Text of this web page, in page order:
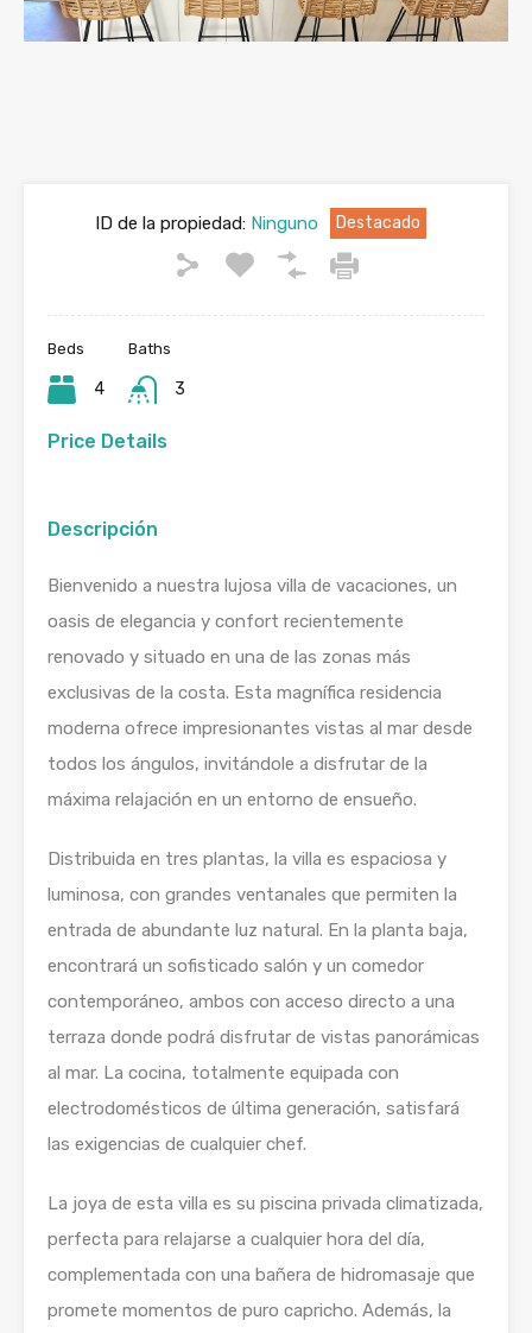
ID de la propiedad:Ninguno Destacado
Beds
4
Baths
3
Price Details
Descripción
Bienvenido a nuestra lujosa villa de vacaciones, un
oasis de elegancia y confort recientemente
renovado y situado en una de las zonas más
exclusivas de la costa. Esta magnífica residencia
moderna ofrece impresionantes vistas al mar desde
todos los ángulos, invitándole a disfrutar de la
máxima relajación en un entorno de ensueño.
Distribuida en tres plantas, la villa es espaciosa y
luminosa, con grandes ventanales que permiten la
entrada de abundante luz natural. En la planta baja,
encontrará un sofisticado salón y un comedor
contemporáneo, ambos con acceso directo a una
terraza donde podrá disfrutar de vistas panorámicas
al mar. La cocina, totalmente equipada con
electrodomésticos de última generación, satisfará
las exigencias de cualquier chef.
La joya de esta villa es su piscina privada climatizada,
perfecta para relajarse a cualquier hora del día,
complementada con una bañera de hidromasaje que
promete momentos de puro capricho. Además, la